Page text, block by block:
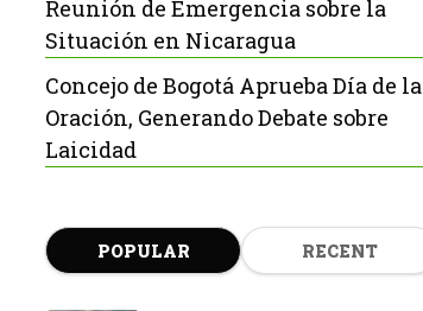
Reunión de Emergencia sobre la
Situación en Nicaragua
Concejo de Bogotá Aprueba Día de la
Oración, Generando Debate sobre
Laicidad
POPULAR RECENT